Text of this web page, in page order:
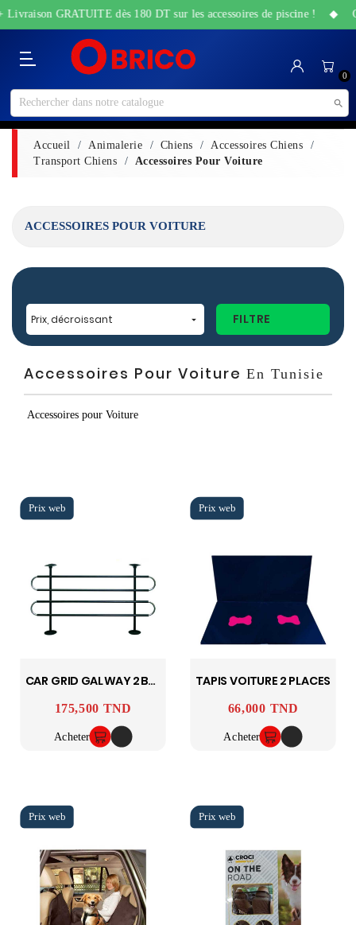
Catégorie
Accueil
Bricolage
&
Travaux
Sanitaire
Maison
Santé
&
Beauté
High-
Tech
Jardin
&
Piscine
Animalerie
0

Livraison GRATUITE dès 180 DT sur les accessoires de piscine ! ◆
Accueil Animalerie Chiens
Accessoires Chiens
Transport Chiens
Accessoires Pour Voiture
Prix, décroissant  FILTRE
Accessoires Pour Voiture En Tunisie
Accessoires pour Voiture
CAR GRID GALWAY 2 BARS
Prix
175,500 TND
Acheter
TAPIS VOITURE 2 PLACES
Prix
66,000 TND
Acheter
ACCESSOIRES POUR VOITURE